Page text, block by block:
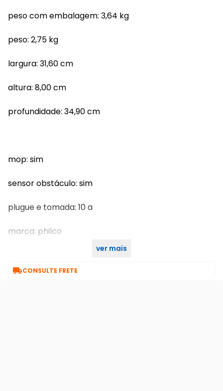
peso com embalagem: 3,64 kg
peso: 2,75 kg
largura: 31,60 cm
altura: 8,00 cm
profundidade: 34,90 cm
mop: sim
sensor obstáculo: sim
plugue e tomada: 10 a
marca: philco
ver mais
CONSULTE FRETE